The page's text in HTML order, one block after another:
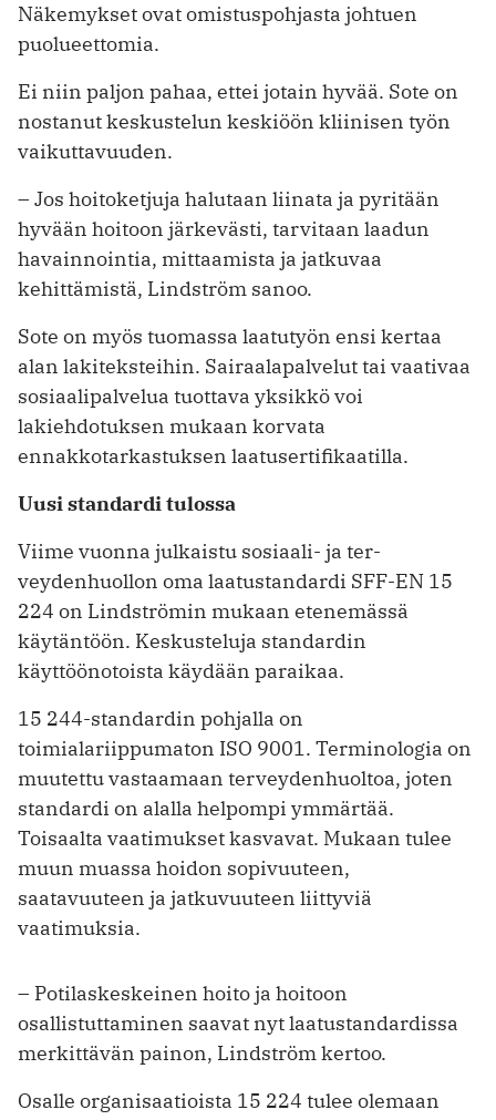
Näkemykset ovat omistuspohjasta johtuen
puolueettomia.
Ei niin paljon pahaa, ettei jotain ­hyvää. Sote on
nostanut keskustelun keskiöön kliinisen työn
vaikuttavuuden.
– Jos hoitoketjuja halutaan liinata ja pyritään
hyvään hoitoon järkevästi, tarvitaan laadun
havainnointia, mittaamista ja jatkuvaa
kehittämistä, Lindström sanoo.
Sote on myös tuomassa laatutyön ­ensi kertaa
alan lakiteksteihin. Sairaalapalvelut tai vaativaa
sosiaalipalvelua tuottava yksikkö voi
lakiehdotuksen mukaan korvata
ennakkotarkastuksen laatusertifikaatilla.
Uusi standardi tulossa
Viime vuonna julkaistu sosiaali- ja ­ter­
veydenhuollon oma laatustandardi SFF-EN 15
224 on Lindströmin mukaan etenemässä
käytäntöön. Keskusteluja standardin
käyttöönotoista käydään paraikaa.
15 244-standardin pohjalla on
toimialariippumaton ISO 9001. Terminologia on
muutettu vastaamaan terveydenhuoltoa, joten
standardi on alalla helpompi ymmärtää.
Toisaalta vaatimukset kasvavat. Mukaan tulee
muun muassa hoidon sopivuuteen,
saatavuuteen ja jatkuvuuteen liittyviä
vaatimuksia.
– Potilaskeskeinen hoito ja hoitoon
osallistuttaminen saavat nyt laatustandardissa
merkittävän painon, Lindström kertoo.
Osalle organisaatioista 15 224 tulee olemaan